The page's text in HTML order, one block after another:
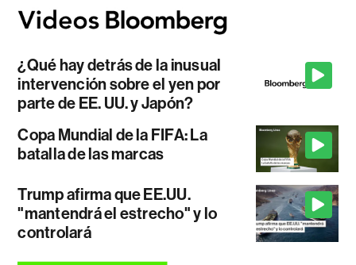
¿Qué hay detrás de la inusual
intervención sobre el yen por
parte de EE. UU. y Japón?
Copa Mundial de la FIFA: La
batalla de las marcas
Trump afirma que EE.UU.
"mantendrá el estrecho" y lo
controlará